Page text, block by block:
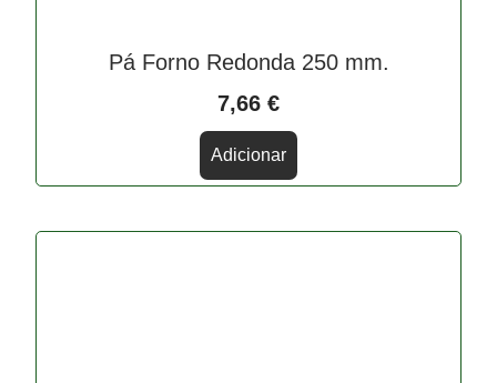
Pá Forno Redonda 250 mm.
7,66 €
Adicionar